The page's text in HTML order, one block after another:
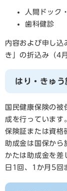
人間ドック
歯科健診
内容および申し込
き」の折込み（4
はり・きゅ
国民健康保険の被
成を行っています
保険証または資格
助成金は国保から
かたは助成金を差
日1回、1か月5回